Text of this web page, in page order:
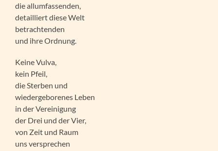
die allumfassenden,
detailliert diese Welt
betrachtenden
und ihre Ordnung.
Keine Vulva,
kein Pfeil,
die Sterben und
wiedergeborenes Leben
in der Vereinigung
der Drei und der Vier,
von Zeit und Raum
uns versprechen